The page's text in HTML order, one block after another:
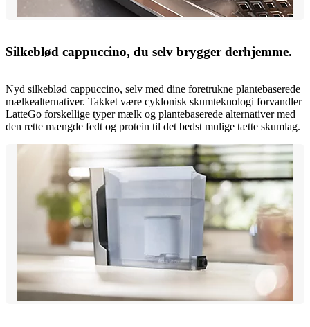
Silkeblød cappuccino, du selv brygger derhjemme.
Nyd silkeblød cappuccino, selv med dine foretrukne plantebaserede
mælkealternativer. Takket være cyklonisk skumteknologi forvandler
LatteGo forskellige typer mælk og plantebaserede alternativer med
den rette mængde fedt og protein til det bedst mulige tætte skumlag.